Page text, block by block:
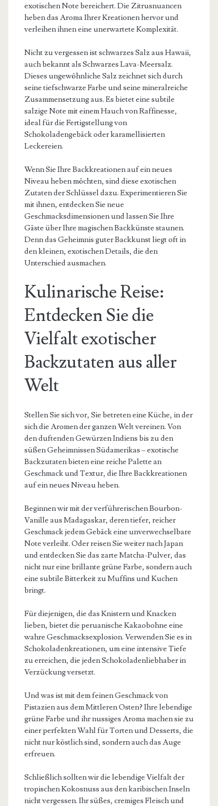
exotischen Note bereichert. Die Zitrusnuancen
heben das Aroma Ihrer Kreationen hervor und
verleihen ihnen eine unerwartete Komplexität.
Nicht zu vergessen ist schwarzes Salz aus Hawaii,
auch bekannt als Schwarzes Lava-Meersalz.
Dieses ungewöhnliche Salz zeichnet sich durch
seine tiefschwarze Farbe und seine mineralreiche
Zusammensetzung aus. Es bietet eine subtile
salzige Note mit einem Hauch von Raffinesse,
ideal für die Fertigstellung von
Schokoladengebäck oder karamellisierten
Leckereien.
Wenn Sie Ihre Backkreationen auf ein neues
Niveau heben möchten, sind diese exotischen
Zutaten der Schlüssel dazu. Experimentieren Sie
mit ihnen, entdecken Sie neue
Geschmacksdimensionen und lassen Sie Ihre
Gäste über Ihre magischen Backkünste staunen.
Denn das Geheimnis guter Backkunst liegt oft in
den kleinen, exotischen Details, die den
Unterschied ausmachen.
Kulinarische Reise:
Entdecken Sie die
Vielfalt exotischer
Backzutaten aus aller
Welt
Stellen Sie sich vor, Sie betreten eine Küche, in der
sich die Aromen der ganzen Welt vereinen. Von
den duftenden Gewürzen Indiens bis zu den
süßen Geheimnissen Südamerikas – exotische
Backzutaten bieten eine reiche Palette an
Geschmack und Textur, die Ihre Backkreationen
auf ein neues Niveau heben.
Beginnen wir mit der verführerischen Bourbon-
Vanille aus Madagaskar, deren tiefer, reicher
Geschmack jedem Gebäck eine unverwechselbare
Note verleiht. Oder reisen Sie weiter nach Japan
und entdecken Sie das zarte Matcha-Pulver, das
nicht nur eine brillante grüne Farbe, sondern auch
eine subtile Bitterkeit zu Muffins und Kuchen
bringt.
Für diejenigen, die das Knistern und Knacken
lieben, bietet die peruanische Kakaobohne eine
wahre Geschmacksexplosion. Verwenden Sie es in
Schokoladenkreationen, um eine intensive Tiefe
zu erreichen, die jeden Schokoladenliebhaber in
Verzückung versetzt.
Und was ist mit dem feinen Geschmack von
Pistazien aus dem Mittleren Osten? Ihre lebendige
grüne Farbe und ihr nussiges Aroma machen sie zu
einer perfekten Wahl für Torten und Desserts, die
nicht nur köstlich sind, sondern auch das Auge
erfreuen.
Schließlich sollten wir die lebendige Vielfalt der
tropischen Kokosnuss aus den karibischen Inseln
nicht vergessen. Ihr süßes, cremiges Fleisch und